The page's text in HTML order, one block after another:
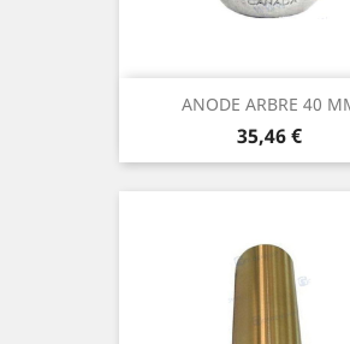
ANODE ARBRE 40
Prix
35,46 €